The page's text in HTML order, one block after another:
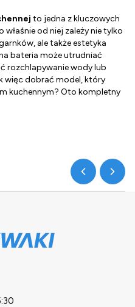
to jedna z kluczowych
od niej zależy nie tylko
ale także estetyka
bateria może utrudniać
rozchlapywanie wody lub
więc dobrać model, który
kuchennym? Oto kompletny